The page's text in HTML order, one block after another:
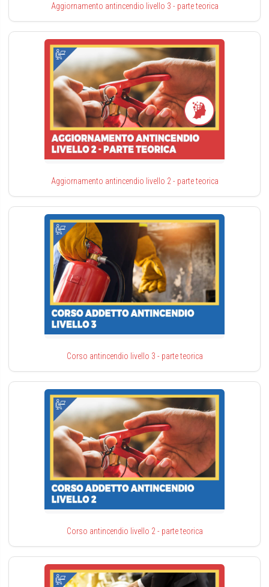
Aggiornamento antincendio livello 3 - parte teorica
Aggiornamento antincendio livello 2 - parte teorica
Corso antincendio livello 3 - parte teorica
Corso antincendio livello 2 - parte teorica